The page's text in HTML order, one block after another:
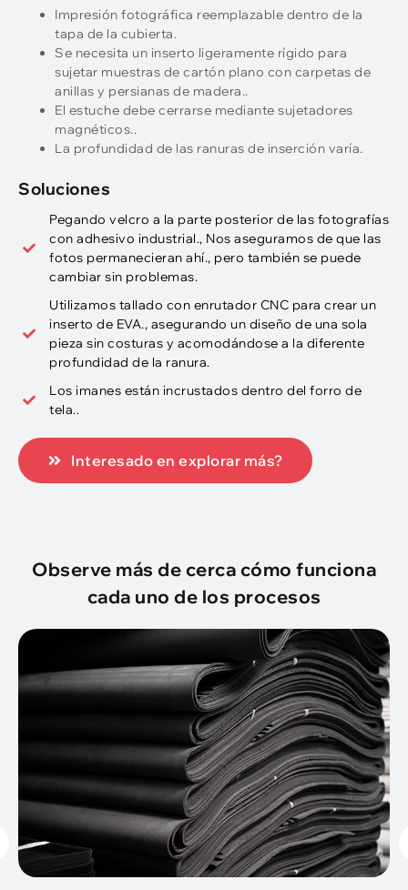
Impresión fotográfica reemplazable dentro de la
tapa de la cubierta.
Se necesita un inserto ligeramente rígido para
sujetar muestras de cartón plano con carpetas de
anillas y persianas de madera..
El estuche debe cerrarse mediante sujetadores
magnéticos..
La profundidad de las ranuras de inserción varía.
Soluciones
Pegando velcro a la parte posterior de las fotografías
con adhesivo industrial., Nos aseguramos de que las
fotos permanecieran ahí., pero también se puede
cambiar sin problemas.
Utilizamos tallado con enrutador CNC para crear un
inserto de EVA., asegurando un diseño de una sola
pieza sin costuras y acomodándose a la diferente
profundidad de la ranura.
Los imanes están incrustados dentro del forro de
tela..
Interesado en explorar más?
Observe más de cerca cómo funciona
cada uno de los procesos